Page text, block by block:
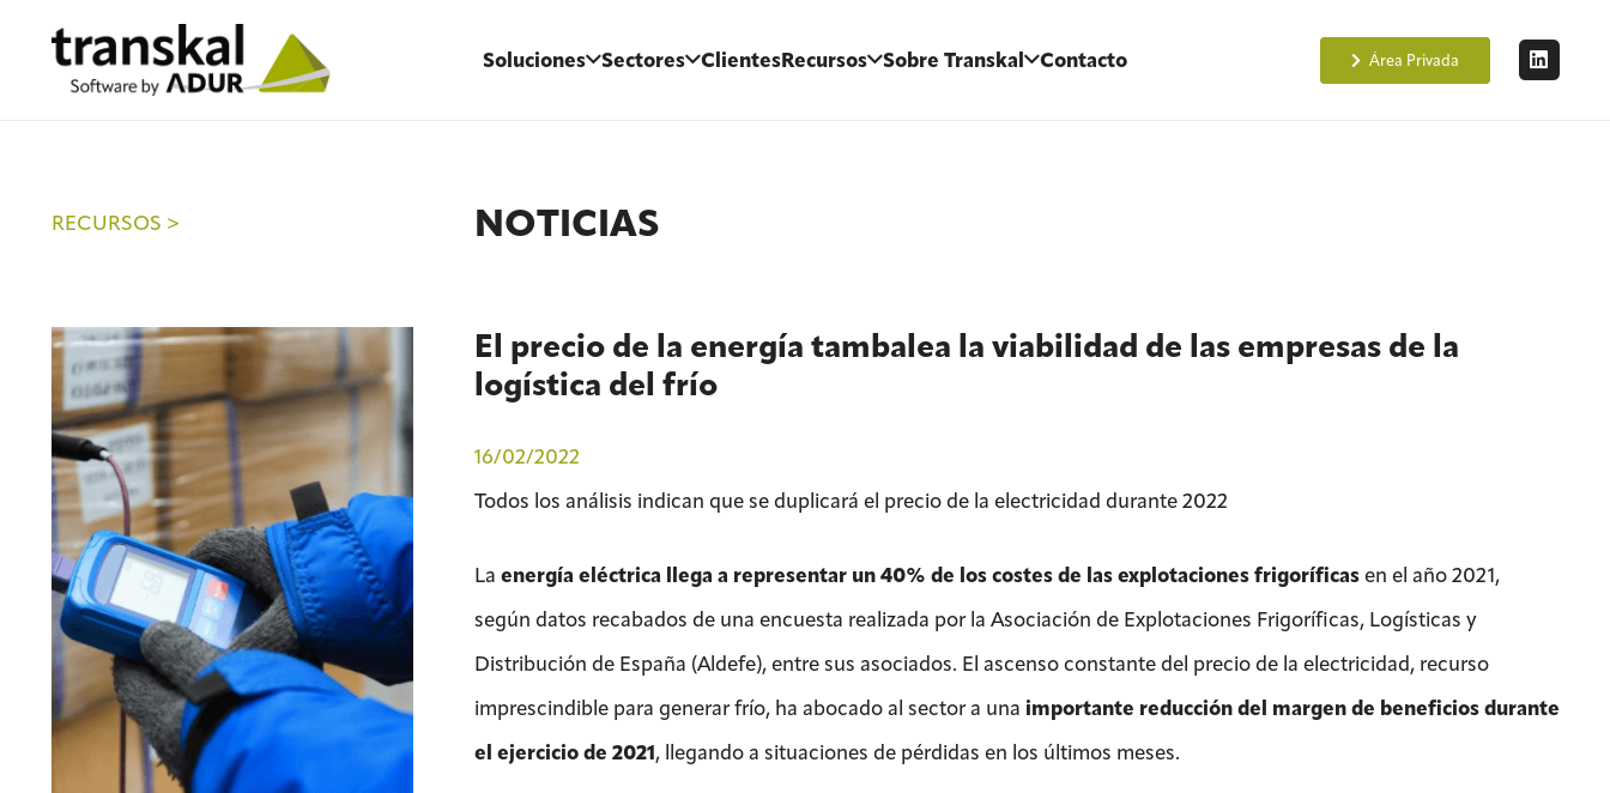
Soluciones Sectores ClientesRecursos Sobre Transkal Contacto Área Privada
RECURSOS > NOTICIAS
El precio de la energía tambalea la viabilidad de las empresas de la
logística del frío
16/02/2022
Todos los análisis indican que se duplicará el precio de la electricidad durante 2022
La energía eléctrica llega a representar un 40% de los costes de las explotaciones frigoríficasen el año 2021,
según datos recabados de una encuesta realizada por la Asociación de Explotaciones Frigoríficas, Logísticas y
Distribución de España (Aldefe), entre sus asociados. El ascenso constante del precio de la electricidad, recurso
imprescindible para generar frío, ha abocado al sector a una importante reducción del margen de beneficios durante
el ejercicio de 2021, llegando a situaciones de pérdidas en los últimos meses.